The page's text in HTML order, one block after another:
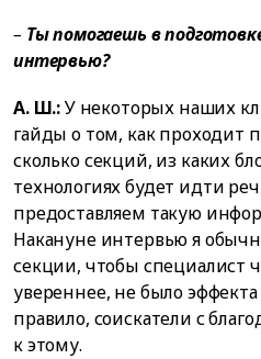
– Ты помогаешь в
интервью?
А. Ш.:У некоторых наших
гайды о том, как проходит
сколько секций, из каких
технологиях будет идти
предоставляем такую
Накануне интервью я
секции, чтобы специалист
увереннее, не было
правило, соискатели с
к этому.